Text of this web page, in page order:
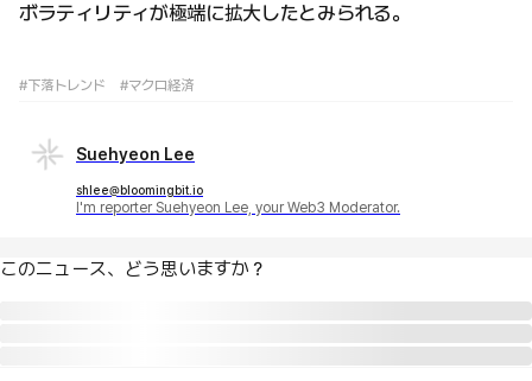
ボラティリティが極端に拡大したとみられる。
#下落トレンド #マクロ経済
Suehyeon Lee
shlee@bloomingbit.io
I'm reporter Suehyeon Lee, your Web3 Moderator.
このニュース、どう思いますか？